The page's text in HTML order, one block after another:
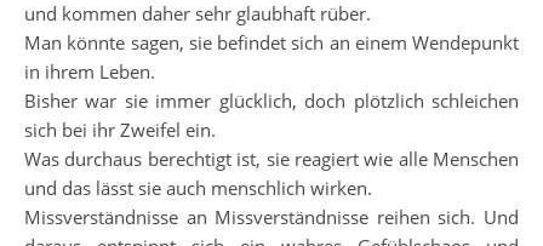
und kommen daher sehr glaubhaft rüber.
Man könnte sagen, sie befindet sich an einem Wendepunkt
in ihrem Leben.
Bisher war sie immer glücklich, doch plötzlich schleichen
sich bei ihr Zweifel ein.
Was durchaus berechtigt ist, sie reagiert wie alle Menschen
und das lässt sie auch menschlich wirken.
Missverständnisse an Missverständnisse reihen sich. Und